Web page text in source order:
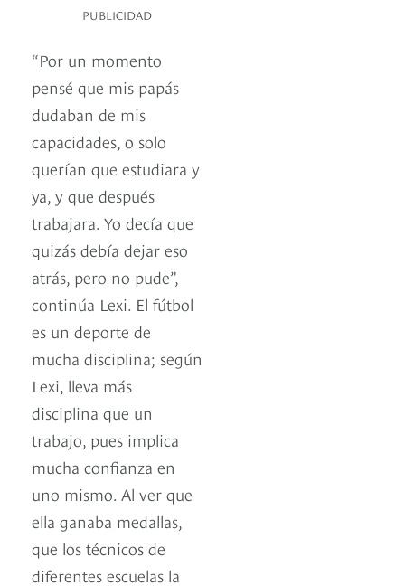
PUBLICIDAD
“Por un momento
pensé que mis papás
dudaban de mis
capacidades, o solo
querían que estudiara y
ya, y que después
trabajara. Yo decía que
quizás debía dejar eso
atrás, pero no pude”,
continúa Lexi. El fútbol
es un deporte de
mucha disciplina; según
Lexi, lleva más
disciplina que un
trabajo, pues implica
mucha confianza en
uno mismo. Al ver que
ella ganaba medallas,
que los técnicos de
diferentes escuelas la